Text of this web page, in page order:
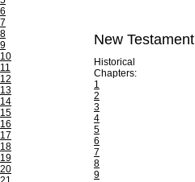
6
7
8
9
10
11
12
13
14
15
16
17
18
19
20
New Testament
Historical
Chapters:
1
2
3
4
5
6
7
8
9